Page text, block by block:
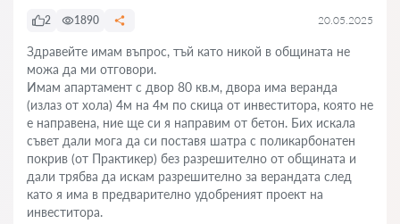
2 1890 20.05.2025
Здравейте имам въпрос, тъй като никой в общината не
можа да ми отговори.
Имам апартамент с двор 80 кв.м, двора има веранда
(излаз от хола) 4м на 4м по скица от инвеститора, която не
е направена, ние ще си я направим от бетон. Бих искала
съвет дали мога да си поставя шатра с поликарбонатен
покрив (от Практикер) без разрешително от общината и
дали трябва да искам разрешително за верандата след
като я има в предварително удобреният проект на
инвеститора.